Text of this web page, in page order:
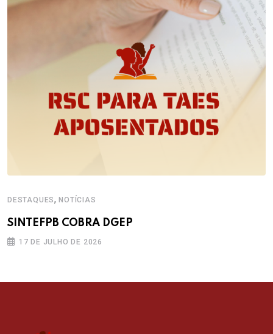
DESTAQUES,NOTÍCIAS
SINTEFPB COBRA DGEP
17 DE JULHO DE 2026